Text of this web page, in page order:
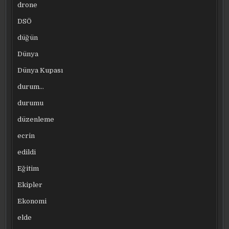
drone
DSÖ
düğün
Dünya
Dünya Kupası
durum…
durumu
düzenleme
ecrin
edildi
Eğitim
Ekipler
Ekonomi
elde